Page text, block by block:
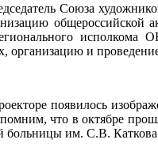
Союза
общероссийской
организацию и
появилось
что в октябре
больницы им. С.В.